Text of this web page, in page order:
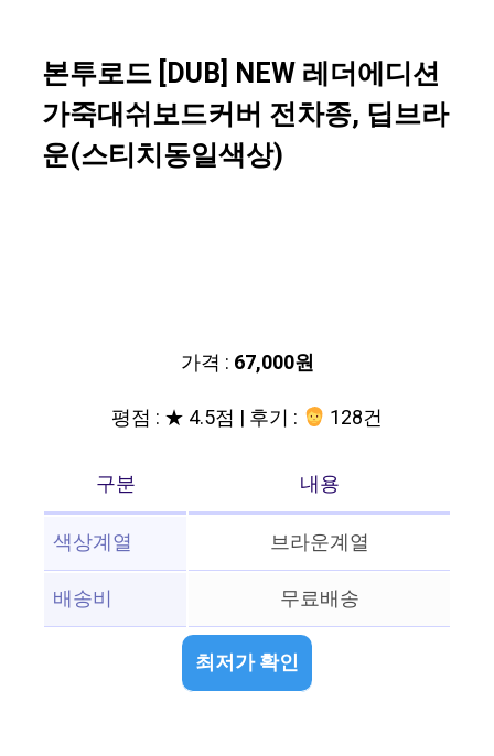
본투로드 [DUB] NEW 레더에디션
가죽대쉬보드커버 전차종, 딥브라
운(스티치동일색상)
가격 : 67,000원
평점 : ★ 4.5점 | 후기 :
128건
구분
내용
색상계열
브라운계열
배송비
무료배송
최저가 확인